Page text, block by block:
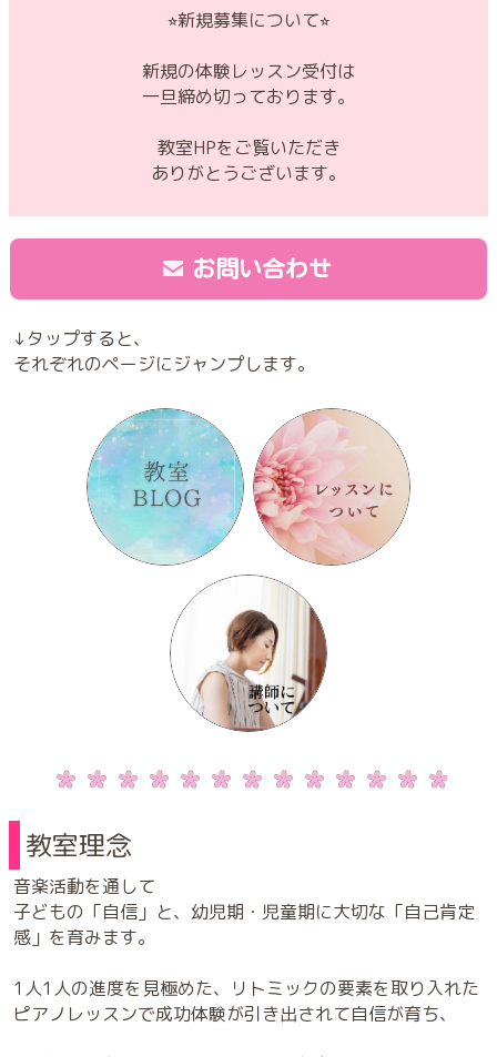
⭐︎新規募集について⭐︎
新規の体験レッスン受付は
一旦締め切っております。
教室HPをご覧いただき
ありがとうございます。
お問い合わせ
↓タップすると、
それぞれのページにジャンプします。
教室理念
音楽活動を通して
子どもの「自信」と、幼児期・児童期に大切な「自己肯定
感」を育みます。
1人1人の進度を見極めた、リトミックの要素を取り入れた
ピアノレッスンで成功体験が引き出されて自信が育ち、